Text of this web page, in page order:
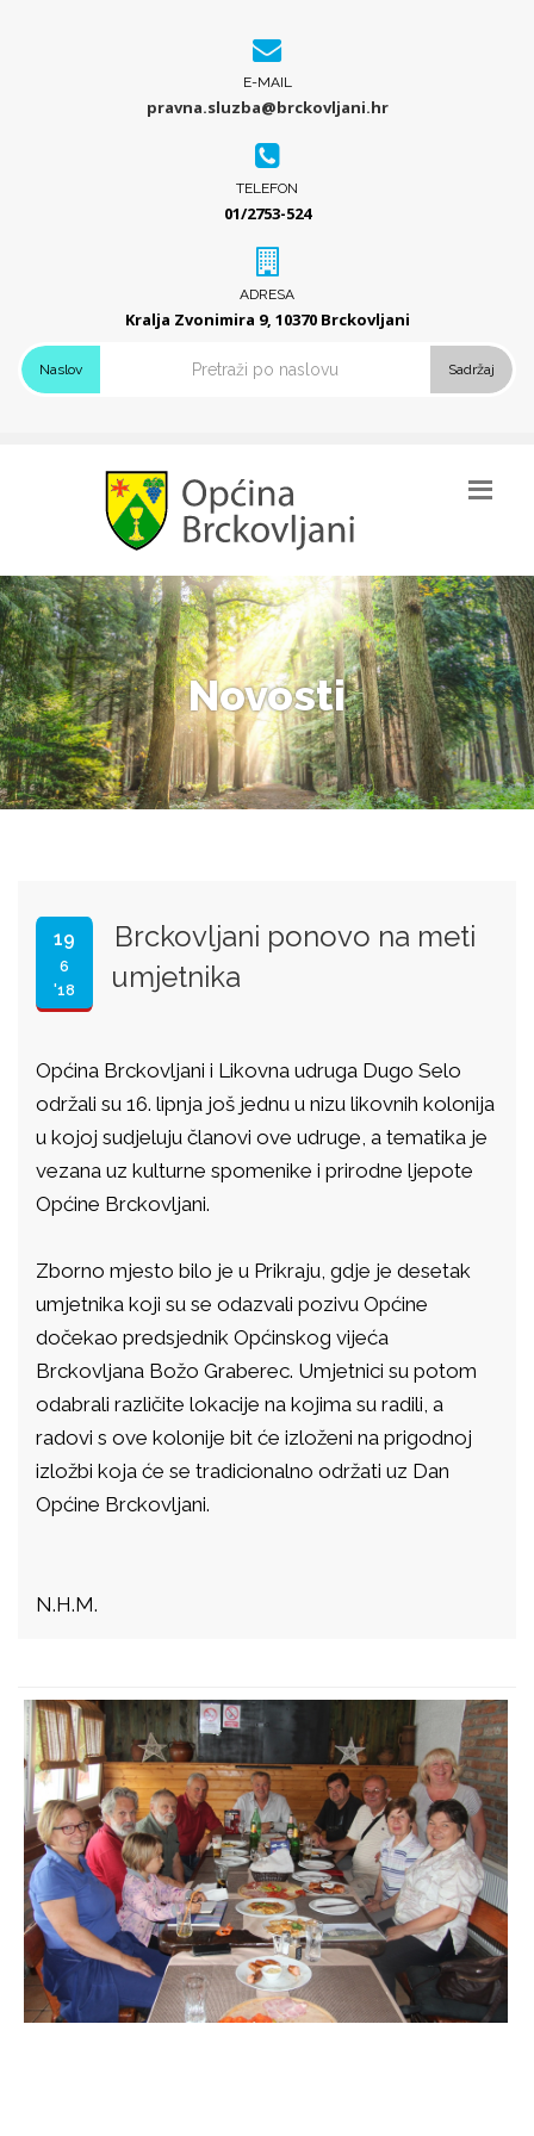
E-MAIL
pravna.sluzba@brckovljani.hr
TELEFON
01/2753-524
ADRESA
Kralja Zvonimira 9, 10370 Brckovljani
Naslov Sadržaj
Novosti
19
6
'18
Brckovljani ponovo na meti
umjetnika
Općina Brckovljani i Likovna udruga Dugo Selo
održali su 16. lipnja još jednu u nizu likovnih kolonija
u kojoj sudjeluju članovi ove udruge, a tematika je
vezana uz kulturne spomenike i prirodne ljepote
Općine Brckovljani.
Zborno mjesto bilo je u Prikraju, gdje je desetak
umjetnika koji su se odazvali pozivu Općine
dočekao predsjednik Općinskog vijeća
Brckovljana Božo Graberec. Umjetnici su potom
odabrali različite lokacije na kojima su radili, a
radovi s ove kolonije bit će izloženi na prigodnoj
izložbi koja će se tradicionalno održati uz Dan
Općine Brckovljani.
N.H.M.